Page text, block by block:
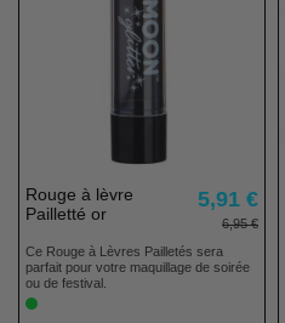
Rouge à lèvre
Pailletté or
5,91 €
6,95 €
Ce Rouge à Lèvres Pailletés sera
parfait pour votre maquillage de soirée
ou de festival.